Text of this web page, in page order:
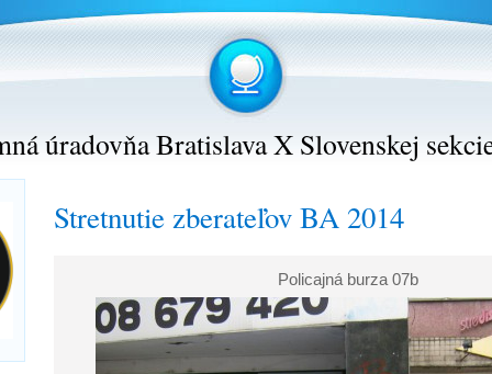
úradovňa Bratislava X Slovenskej
Stretnutie zberateľov BA 2014
Policajná burza 07b